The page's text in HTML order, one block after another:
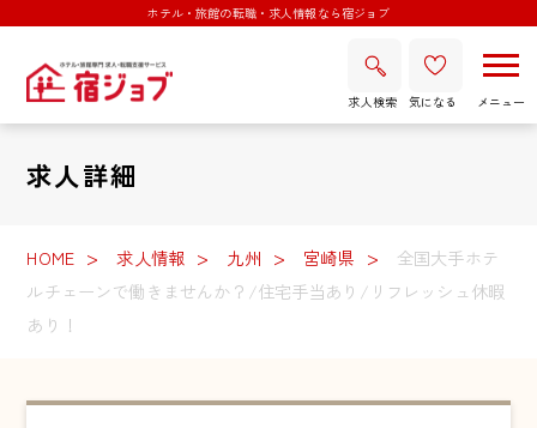
ホテル・旅館の転職・求人情報なら宿ジョブ
求人検索 気になる
求人詳細
HOME 求人情報 九州 宮崎県
全国大手ホテ
ルチェーンで働きませんか？/住宅手当あり/リフレッシュ休暇
あり！